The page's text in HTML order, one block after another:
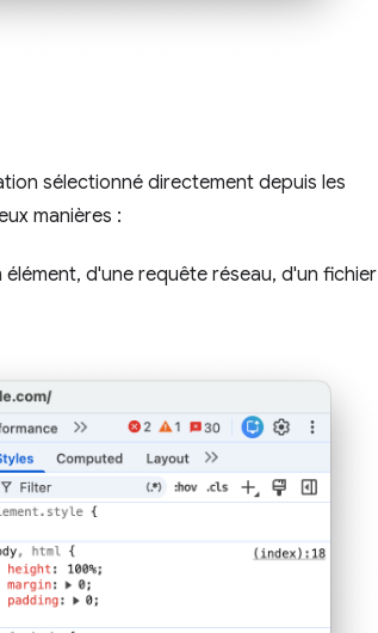
sélectionné directement depuis les
manières :
d'une requête réseau, d'un fichier